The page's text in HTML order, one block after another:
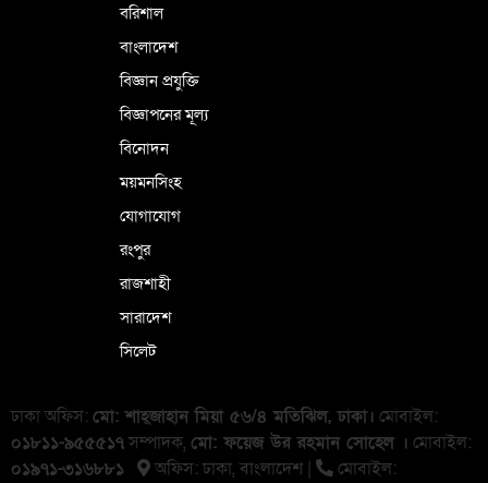
বরিশাল
বাংলাদেশ
বিজ্ঞান প্রযুক্তি
বিজ্ঞাপনের মূল্য
বিনোদন
ময়মনসিংহ
যোগাযোগ
রংপুর
রাজশাহী
সারাদেশ
সিলেট
ঢাকা অফিস: মো: শাহ্জাহান মিয়া ৫৬/৪ মতিঝিল, ঢাকা। মোবাইল:
০১৮১১-৯৫৫৫১৭সম্পাদক, মো: ফয়েজ উর রহমান সোহেল । মোবাইল:
০১৯৭১-৩১৬৮৮১
অফিস: ঢাকা, বাংলা‌দেশ |
মোবাইল: